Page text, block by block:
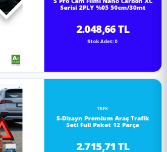
Serisi 2PLY %05 50cm/30mt
2.048,66 TL
Stok Adet: 0
TRFK
S-Dizayn Premium Araç Trafik
Seti Full Paket 12 Parça
2.715,71 TL